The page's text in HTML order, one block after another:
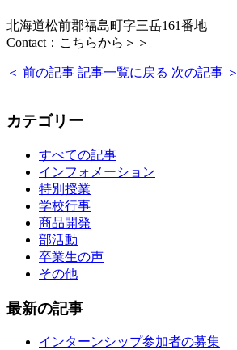
北海道松前郡福島町字三岳161番地
Contact：こちらから＞＞
＜ ︎前の記事 記事一覧に戻る 次の記事 ＞︎
カテゴリー
すべての記事
インフォメーション
特別授業
学校行事
商品開発
部活動
卒業生の声
その他
最新の記事
インターンシップ参加者の募集